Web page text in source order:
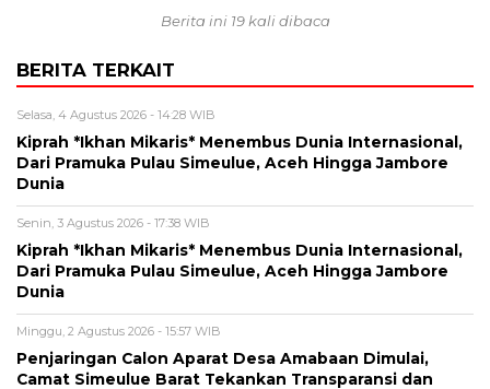
Berita ini 19 kali dibaca
BERITA TERKAIT
Selasa, 4 Agustus 2026 - 14:28 WIB
Kiprah *Ikhan Mikaris* Menembus Dunia Internasional,
Dari Pramuka Pulau Simeulue, Aceh Hingga Jambore
Dunia
Senin, 3 Agustus 2026 - 17:38 WIB
Kiprah *Ikhan Mikaris* Menembus Dunia Internasional,
Dari Pramuka Pulau Simeulue, Aceh Hingga Jambore
Dunia
Minggu, 2 Agustus 2026 - 15:57 WIB
Penjaringan Calon Aparat Desa Amabaan Dimulai,
Camat Simeulue Barat Tekankan Transparansi dan